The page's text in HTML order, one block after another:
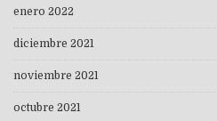
enero 2022
diciembre 2021
noviembre 2021
octubre 2021